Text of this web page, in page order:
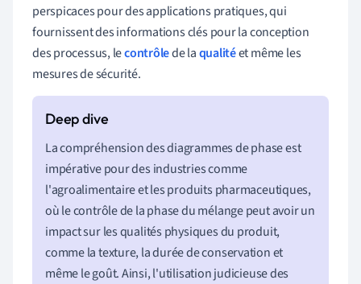
perspicaces pour des applications pratiques, qui
fournissent des informations clés pour la conception
des processus, lecontrôlede laqualitéet même les
mesures de sécurité.
La compréhension des diagrammes de phase est
impérative pour des industries comme
l'agroalimentaire et les produits pharmaceutiques,
où le contrôle de la phase du mélange peut avoir un
impact sur les qualités physiques du produit,
comme la texture, la durée de conservation et
même le goût. Ainsi, l'utilisation judicieuse des